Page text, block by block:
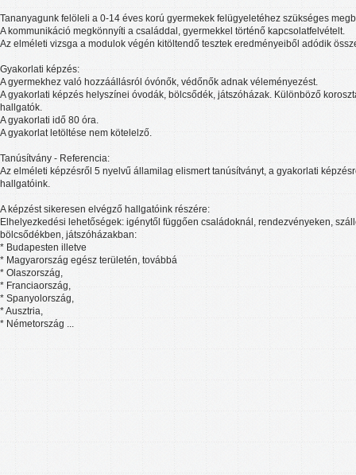
Tananyagunk felöleli a 0-14 éves korú gyermekek felügyeletéhez szükséges
A kommunikáció megkönnyíti a családdal, gyermekkel történő kapcsolatfelvételt.
Az elméleti vizsga a modulok végén kitöltendő tesztek eredményeiből adódik
Gyakorlati képzés:
A gyermekhez való hozzáállásról óvónők, védőnők adnak véleményezést.
A gyakorlati képzés helyszínei óvodák, bölcsődék, játszóházak. Különböző
hallgatók.
A gyakorlati idő 80 óra.
A gyakorlat letöltése nem kötelelző.
Tanúsítvány - Referencia:
Az elméleti képzésről 5 nyelvű államilag elismert tanúsítványt, a gyakorlati
hallgatóink.
A képzést sikeresen elvégző hallgatóink részére:
Elhelyezkedési lehetőségek: igénytől függően családoknál, rendezvényeken,
bölcsődékben, játszóházakban:
* Budapesten illetve
* Magyarország egész területén, továbbá
* Olaszország,
* Franciaország,
* Spanyolország,
* Ausztria,
* Németország ...